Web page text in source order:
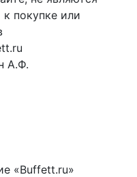
покупке или
А.Ф.
«Buffett.ru»